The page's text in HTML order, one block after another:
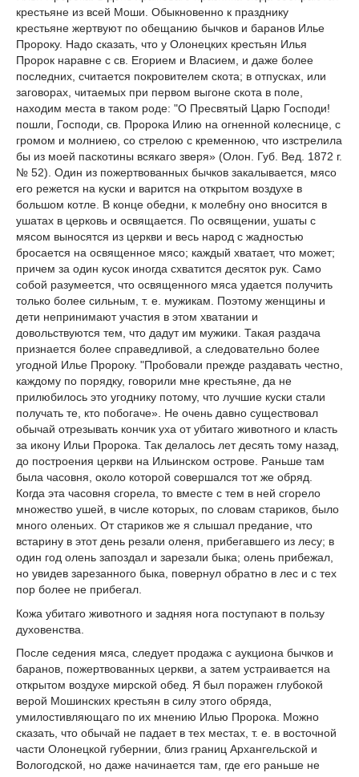
крестьяне из всей Моши. Обыкновенно к празднику
крестьяне жертвуют по обещанию бычков и баранов Илье
Пророку. Надо сказать, что у Олонецких крестьян Илья
Пророк наравне с св. Егорием и Власием, и даже более
последних, считается покровителем скота; в отпусках, или
заговорах, читаемых при первом выгоне скота в поле,
находим места в таком роде: "О Пресвятый Царю Господи!
пошли, Господи, св. Пророка Илию на огненной колеснице, с
громом и молниею, со стрелою с кременною, что изстрелила
бы из моей паскотины всякаго зверя» (Олон. Губ. Вед. 1872 г.
№ 52). Один из пожертвованных бычков закалывается, мясо
его режется на куски и варится на открытом воздухе в
большом котле. В конце обедни, к молебну оно вносится в
ушатах в церковь и освящается. По освящении, ушаты с
мясом выносятся из церкви и весь народ с жадностью
бросается на освященное мясо; каждый хватает, что может;
причем за один кусок иногда схватится десяток рук. Само
собой разумеется, что освященного мяса удается получить
только более сильным, т. е. мужикам. Поэтому женщины и
дети непринимают участия в этом хватании и
довольствуются тем, что дадут им мужики. Такая раздача
признается более справедливой, а следовательно более
угодной Илье Пророку. "Пробовали прежде раздавать честно,
каждому по порядку, говорили мне крестьяне, да не
прилюбилось это угоднику потому, что лучшие куски стали
получать те, кто побогаче». Не очень давно существовал
обычай отрезывать кончик уха от убитаго животного и класть
за икону Ильи Пророка. Так делалось лет десять тому назад,
до построения церкви на Ильинском острове. Раньше там
была часовня, около которой совершался тот же обряд.
Когда эта часовня сгорела, то вместе с тем в ней сгорело
множество ушей, в числе которых, по словам стариков, было
много оленьих. От стариков же я слышал предание, что
встарину в этот день резали оленя, прибегавшего из лесу; в
один год олень запоздал и зарезали быка; олень прибежал,
но увидев зарезанного быка, повернул обратно в лес и с тех
пор более не прибегал.
Кожа убитаго животного и задняя нога поступают в пользу
духовенства.
После седения мяса, следует продажа с аукциона бычков и
баранов, пожертвованных церкви, а затем устраивается на
открытом воздухе мирской обед. Я был поражен глубокой
верой Мошинских крестьян в силу этого обряда,
умилостивляющаго по их мнению Илью Пророка. Можно
сказать, что обычай не падает в тех местах, т. е. в восточной
части Олонецкой губернии, близ границ Архангельской и
Вологодской, но даже начинается там, где его раньше не